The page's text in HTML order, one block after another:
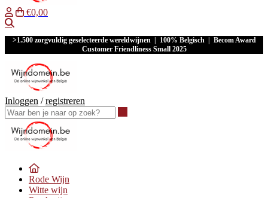
€0,00
>1.500 zorgvuldig geselecteerde wereldwijnen | 100% Belgisch | Becom Award
Customer Friendliness Small 2025
Inloggen /registreren
Rode Wijn
Witte wijn